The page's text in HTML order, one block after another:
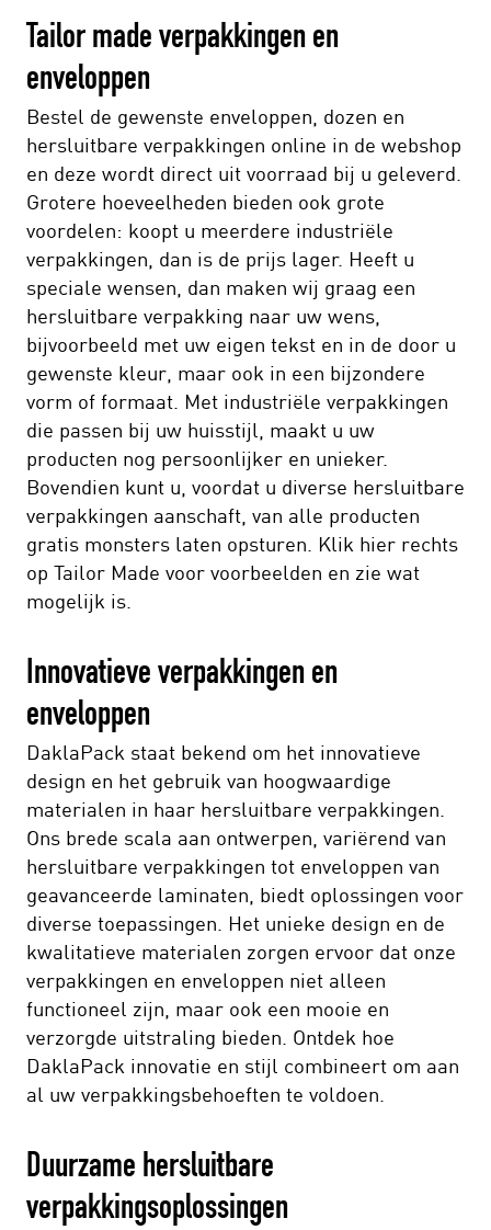
Tailor made verpakkingen en
enveloppen
Bestel de gewenste enveloppen, dozen en
hersluitbare verpakkingen online in de webshop
en deze wordt direct uit voorraad bij u geleverd.
Grotere hoeveelheden bieden ook grote
voordelen: koopt u meerdere industriële
verpakkingen, dan is de prijs lager. Heeft u
speciale wensen, dan maken wij graag een
hersluitbare verpakking naar uw wens,
bijvoorbeeld met uw eigen tekst en in de door u
gewenste kleur, maar ook in een bijzondere
vorm of formaat. Met industriële verpakkingen
die passen bij uw huisstijl, maakt u uw
producten nog persoonlijker en unieker.
Bovendien kunt u, voordat u diverse hersluitbare
verpakkingen aanschaft, van alle producten
gratis monsters laten opsturen. Klik hier rechts
op Tailor Made voor voorbeelden en zie wat
mogelijk is.
Innovatieve verpakkingen en
enveloppen
DaklaPack staat bekend om het innovatieve
design en het gebruik van hoogwaardige
materialen in haar hersluitbare verpakkingen.
Ons brede scala aan ontwerpen, variërend van
hersluitbare verpakkingen tot enveloppen van
geavanceerde laminaten, biedt oplossingen voor
diverse toepassingen. Het unieke design en de
kwalitatieve materialen zorgen ervoor dat onze
verpakkingen en enveloppen niet alleen
functioneel zijn, maar ook een mooie en
verzorgde uitstraling bieden. Ontdek hoe
DaklaPack innovatie en stijl combineert om aan
al uw verpakkingsbehoeften te voldoen.
Duurzame hersluitbare
verpakkingsoplossingen